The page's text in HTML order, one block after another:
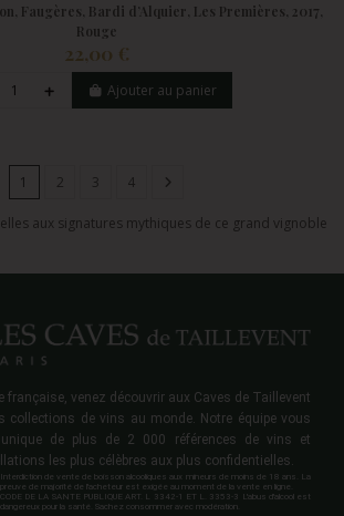
Faugères, Bardi d’Alquier, Les Premières, 2017,
Rouge
22,00 €
Ajouter au panier
1 2 3 4
aux signatures mythiques de ce grand vignoble
française, venez découvrir aux Caves de Taillevent
collections de vins au monde. Notre équipe vous
de plus de 2 000 références de vins et
les plus célèbres aux plus confidentielles.
Interdiction de vente de boisson alcooliques aux mineurs de moins de 18 ans. La
preuve de majorité de l'acheteur est exigée au moment de la vente en ligne.
CODE DE LA SANTE PUBLIQUE ART. L 3342-1 ET L. 3353-3 L'abus d'alcool est
dangereux pour la santé. Sachez consommer avec modération.